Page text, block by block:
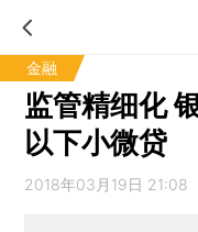
金融
监管精细化
以下小微贷
2018年03月19日 21:08